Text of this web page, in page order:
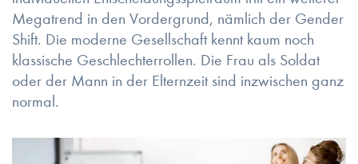
Megatrend in den Vordergrund, nämlich der Gender
Shift. Die moderne Gesellschaft kennt kaum noch
klassische Geschlechterrollen. Die Frau als Soldat
oder der Mann in der Elternzeit sind inzwischen ganz
normal.